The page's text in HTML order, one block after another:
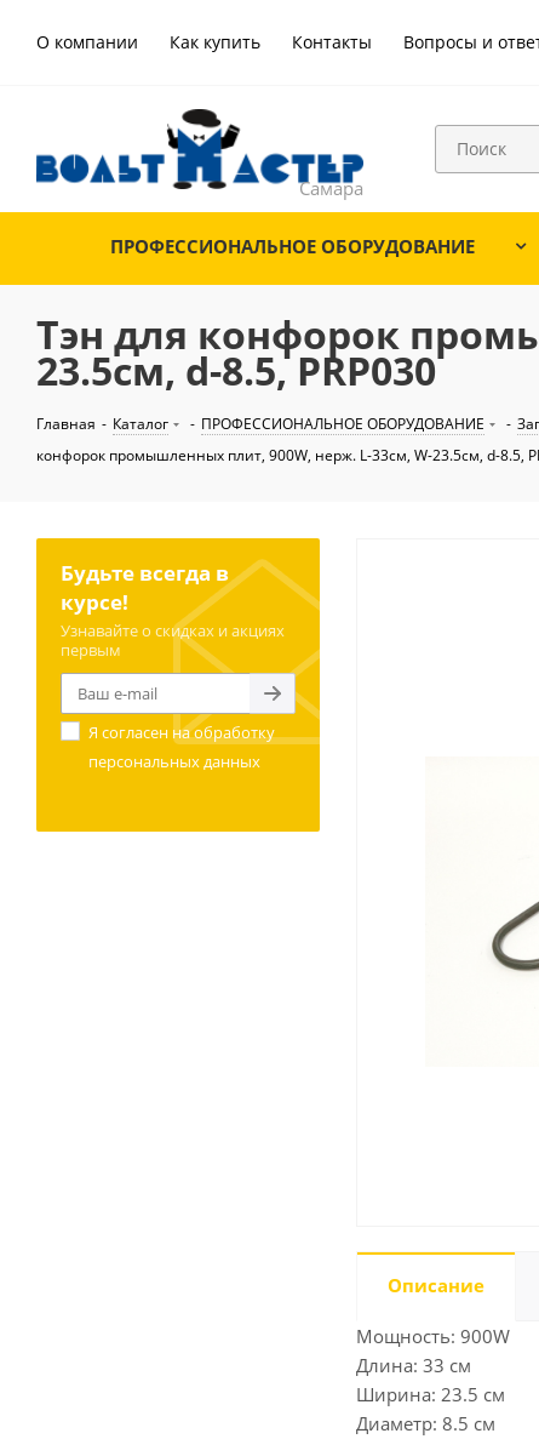
О компании Как купить Контакты Вопросы и
ПРОФЕССИОНАЛЬНОЕ ОБОРУДОВАНИЕ
Тэн для конфорок
23.5см, d-8.5, PRP030
Главная - Каталог - ПРОФЕССИОНАЛЬНОЕ ОБОРУДОВАНИЕ -
конфорок промышленных плит, 900W, нерж. L-33см, W-23.5см, d-8.5,
Описание
Мощность: 900W
Длина: 33 см
Ширина: 23.5 см
Диаметр: 8.5 см
Будьте всегда в
курсе!
Узнавайте о скидках и акциях
первым
Я согласен наобработку
персональных данных